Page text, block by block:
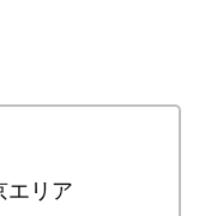
エリア